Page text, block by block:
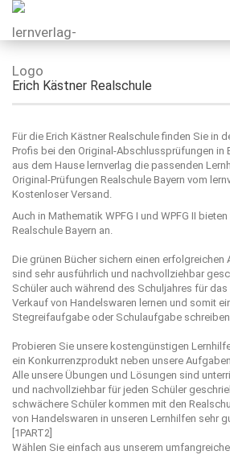
Erich Kästner Realschule
Für die Erich Kästner Realschule finden Sie in
Profis bei den Original-Abschlussprüfungen in
aus dem Hause lernverlag die passenden
Original-Prüfungen Realschule Bayern vom
Kostenloser Versand.
Auch in Mathematik WPFG I und WPFG II
Realschule Bayern an.
Die grünen Bücher sichern einen erfolgreichen
sind sehr ausführlich und nachvollziehbar
Schüler auch während des Schuljahres für das
Verkauf von Handelswaren lernen und somit
Stegreifaufgabe oder Schulaufgabe
Probieren Sie unsere kostengünstigen
ein Konkurrenzprodukt neben unsere
Alle unsere Übungen und Lösungen sind
und nachvollziehbar für jeden Schüler
schwächere Schüler kommen mit den
von Handelswaren in unseren Lernhilfen sehr
[1PART2]
Wählen Sie einfach aus unserem